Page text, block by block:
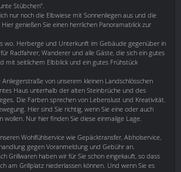
Stübchen".
nur noch die Elbwiese mit Sonnenliegen aus und die
genießen Sie einen herrlichen Panoramablick zur
wo. Herberge und Unterkunft im Gebäude gegenüber in
Radfahrer, Wanderer und alle Gäste, die sich ein gutes
mit seitlichem Elbblick und ein gutes Frühstück
Anliegerstraße von unserem kleinen Landschlösschen
Haus unterhalb der alten Steinbrüche und des
Die Farben sprechen von Lebenslust und Kreativität.
Hier sind Sie richtig, wenn Sie eine oder auch
wollen. Nur hier finden Sie diese einmalige Lage.
Wohlfühlservice wie Gepäcktransfer, Abholservice,
gegen Voranmeldung und Gebühr an.
Grillwaren haben wir für Sie schon eingekauft, so dass
am Grillplatz niederlassen können. Und wenn Sie es